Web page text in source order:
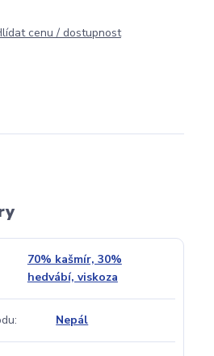
cenu / dostupnost
70% kašmír, 30%
hedvábí, viskoza
Nepál